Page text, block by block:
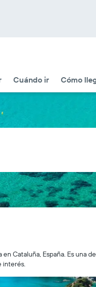
Cuándo ir Cómo
Cataluña, España. Es una
interés.